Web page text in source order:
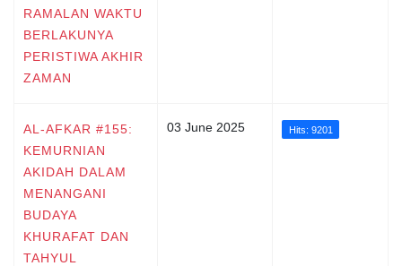
RAMALAN WAKTU
BERLAKUNYA
PERISTIWA AKHIR
ZAMAN
AL-AFKAR #155:
KEMURNIAN
AKIDAH DALAM
MENANGANI
BUDAYA
KHURAFAT DAN
TAHYUL
03 June 2025 Hits: 9201